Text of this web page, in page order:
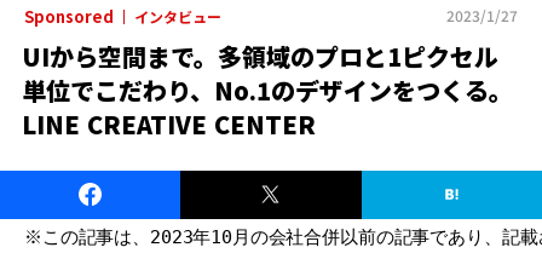
Sponsored インタビュー 2023/1/27
UIから空間まで。多領域のプロと1ピクセル
単位でこだわり、No.1のデザインをつくる。
LINE CREATIVE CENTER
※この記事は、2023年10月の会社合併以前の記事であり、記